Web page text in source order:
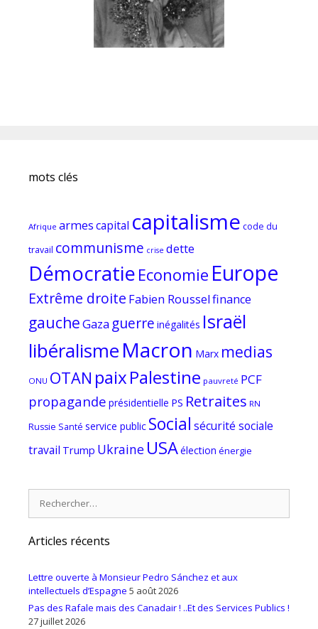
mots clés
Afrique armescapital capitalisme code du
travail communisme crise dette
Démocratie Economie Europe
Extrême droite Fabien Rousselfinance
gaucheGaza guerre inégalités Israël
libéralismeMacron Marx medias
ONU OTAN paixPalestine pauvreté PCF
propagande présidentielle PS Retraites RN
Russie Santé service public Social sécurité sociale
travail Trump Ukraine USAélection énergie
Articles récents
Lettre ouverte à Monsieur Pedro Sánchez et aux
intellectuels d’Espagne 5 août 2026
Pas des Rafale mais des Canadair ! ..Et des Services Publics !
27 juillet 2026